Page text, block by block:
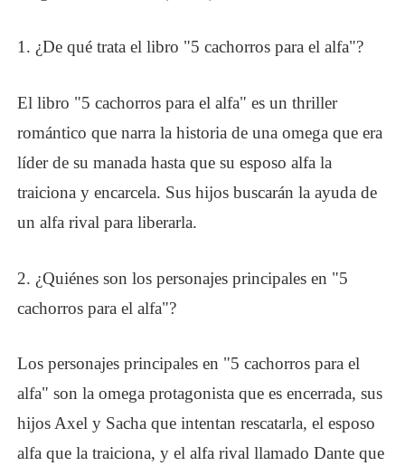
1. ¿De qué trata el libro "5 cachorros para el alfa"?
El libro "5 cachorros para el alfa" es un thriller
romántico que narra la historia de una omega que era
líder de su manada hasta que su esposo alfa la
traiciona y encarcela. Sus hijos buscarán la ayuda de
un alfa rival para liberarla.
2. ¿Quiénes son los personajes principales en "5
cachorros para el alfa"?
Los personajes principales en "5 cachorros para el
alfa" son la omega protagonista que es encerrada, sus
hijos Axel y Sacha que intentan rescatarla, el esposo
alfa que la traiciona, y el alfa rival llamado Dante que